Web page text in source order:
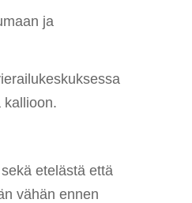
ja
kallioon.
etelästä että
vähän ennen